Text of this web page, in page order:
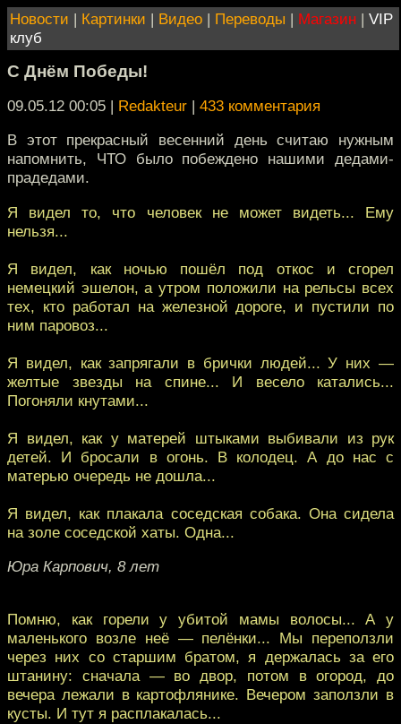
Новости | Картинки | Видео | Переводы | Магазин | VIP
клуб
С Днём Победы!
09.05.12 00:05 | Redakteur | 433 комментария
В этот прекрасный весенний день считаю нужным
напомнить, ЧТО было побеждено нашими дедами-
прадедами.
Я видел то, что человек не может видеть... Ему
нельзя...
Я видел, как ночью пошёл под откос и сгорел
немецкий эшелон, а утром положили на рельсы всех
тех, кто работал на железной дороге, и пустили по
ним паровоз...
Я видел, как запрягали в брички людей... У них —
желтые звезды на спине... И весело катались...
Погоняли кнутами...
Я видел, как у матерей штыками выбивали из рук
детей. И бросали в огонь. В колодец. А до нас с
матерью очередь не дошла...
Я видел, как плакала соседская собака. Она сидела
на золе соседской хаты. Одна...
Юра Карпович, 8 лет
Помню, как горели у убитой мамы волосы... А у
маленького возле неё — пелёнки... Мы переползли
через них со старшим братом, я держалась за его
штанину: сначала — во двор, потом в огород, до
вечера лежали в картофлянике. Вечером заползли в
кусты. И тут я расплакалась...